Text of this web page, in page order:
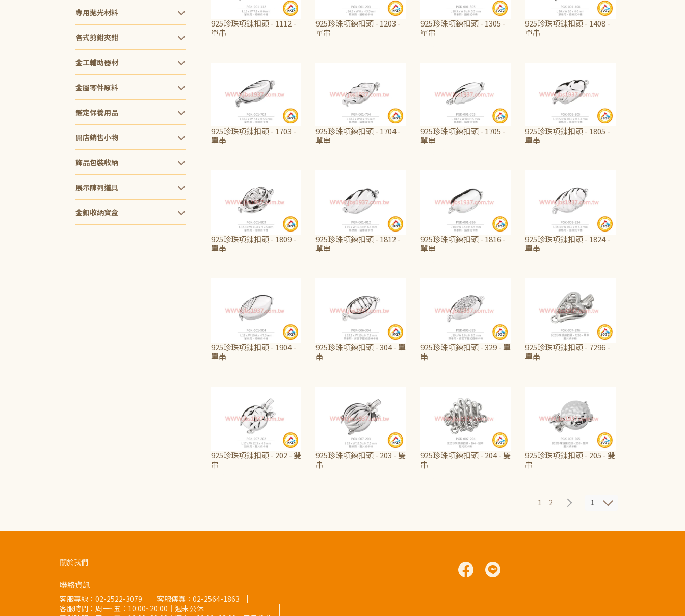
專用拋光材料
各式剪鉗夾鉗
金工輔助器材
金屬零件原料
鑑定保養用品
開店銷售小物
飾品包裝收納
展示陳列道具
金釦收納寶盒
925珍珠項鍊扣頭 - 1112 -
單串
925珍珠項鍊扣頭 - 1203 -
單串
925珍珠項鍊扣頭 - 1305 -
單串
925珍珠項鍊扣頭 - 1408 -
單串
925珍珠項鍊扣頭 - 1703 -
單串
925珍珠項鍊扣頭 - 1704 -
單串
925珍珠項鍊扣頭 - 1705 -
單串
925珍珠項鍊扣頭 - 1805 -
單串
925珍珠項鍊扣頭 - 1809 -
單串
925珍珠項鍊扣頭 - 1812 -
單串
925珍珠項鍊扣頭 - 1816 -
單串
925珍珠項鍊扣頭 - 1824 -
單串
925珍珠項鍊扣頭 - 1904 -
單串
925珍珠項鍊扣頭 - 304 - 單
串
925珍珠項鍊扣頭 - 329 - 單
串
925珍珠項鍊扣頭 - 7296 -
單串
925珍珠項鍊扣頭 - 202 - 雙
串
925珍珠項鍊扣頭 - 203 - 雙
串
925珍珠項鍊扣頭 - 204 - 雙
串
925珍珠項鍊扣頭 - 205 - 雙
串
1 2 1
關於我們
聯絡資訊
客服專線： 02-2522-3079
客服傳真：02-2564-1863
客服時間：周一~五：10:00~20:00｜週末公休